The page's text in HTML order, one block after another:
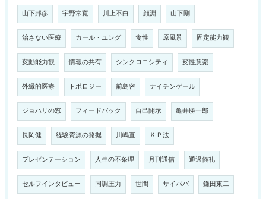
山下邦彦 宇野常寛 川上不白 顔淵 山下剛
治さない医療 カール・ユング 食性 原風景 固定能力観
変動能力観 情報の共有 シンクロニシティ 変性意識
外縁的医療 トポロジー 前島密 ナイチンゲール
ジョハリの窓 フィードバック 自己開示 亀井勝一郎
長岡健 経験資源の発掘 川嶋直 ＫＰ法
プレゼンテーション 人生の不条理 月刊通信 通過儀礼
セルフインタビュー 同調圧力 世間 サイババ 鎌田東二